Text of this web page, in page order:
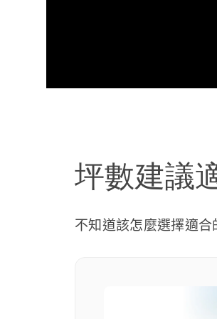
坪數建議
不知道該怎麼選擇適